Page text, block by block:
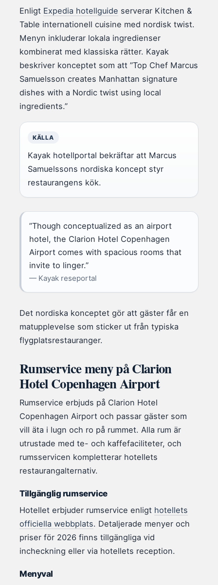
Enligt Expedia hotellguide serverar Kitchen &
Table internationell cuisine med nordisk twist.
Menyn inkluderar lokala ingredienser
kombinerat med klassiska rätter. Kayak
beskriver konceptet som att ”Top Chef Marcus
Samuelsson creates Manhattan signature
dishes with a Nordic twist using local
ingredients.”
KÄLLA
Kayak hotellportal bekräftar att Marcus
Samuelssons nordiska koncept styr
restaurangens kök.
”Though conceptualized as an airport
hotel, the Clarion Hotel Copenhagen
Airport comes with spacious rooms that
invite to linger.”
— Kayak reseportal
Det nordiska konceptet gör att gäster får en
matupplevelse som sticker ut från typiska
flygplatsrestauranger.
Rumservice meny på Clarion
Hotel Copenhagen Airport
Rumservice erbjuds på Clarion Hotel
Copenhagen Airport och passar gäster som
vill äta i lugn och ro på rummet. Alla rum är
utrustade med te- och kaffefaciliteter, och
rumsservicen kompletterar hotellets
restaurangalternativ.
Tillgänglig rumservice
Hotellet erbjuder rumservice enligt hotellets
officiella webbplats. Detaljerade menyer och
priser för 2026 finns tillgängliga vid
incheckning eller via hotellets reception.
Menyval